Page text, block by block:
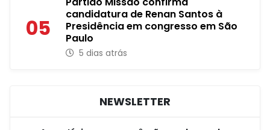
05
candidatura de Renan Santos à
Presidência em congresso em São
Paulo
5 dias atrás
NEWSLETTER